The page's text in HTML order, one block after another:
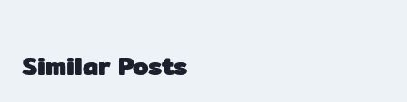
Similar Posts